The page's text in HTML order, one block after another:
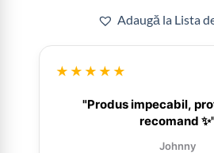
Adaugă la Lista
★★★★★
"Produs impecabil,
recomand
Johnny